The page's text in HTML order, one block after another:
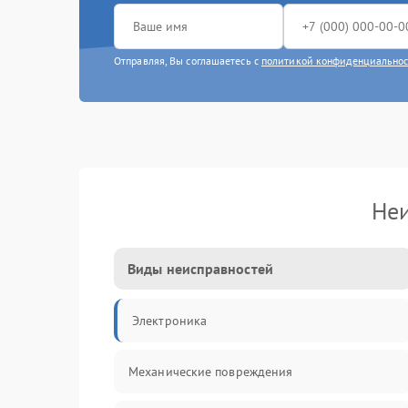
Отправляя, Вы соглашаетесь с политикой
Виды неисправностей
Электроника
Механические повреждения